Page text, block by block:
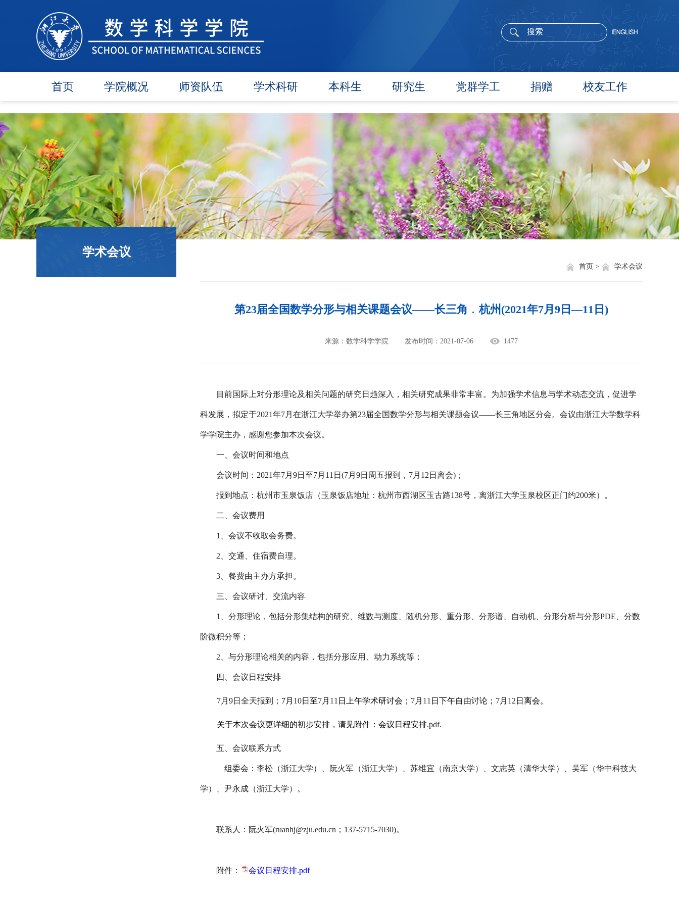
首页 学院概况
学院简介
学院领导
各委员会
办事指南
行政团队
师资队伍
在任教师
博导师资
硕导师资
退休教师
人才引进
政策文件
学术科研
学术团队
学术活动
信息公告
文件汇编
本科生
信息公告
教研动态
学籍管理
实践教学
对外交流
培养方案
研究生
信息公告
招生工作
培养工作
毕业学位
政策文件
党群学工
党委概况
党建工作
文件汇编
团学通知
团学新闻
就业信息
学生文件资料
规章制度
捐赠 校友工作
院长寄语
活动通告
校友新闻
校友风采
校友名录
相关网站链接
关于我们
学术会议
学术会议
首页 >
第23届全国数学分形与相关课题会议——长三角﹒杭州(2021年7月9日—11日)
来源：数学科学学院 发布时间：2021-07-06 1477
目前国际上对分形理论及相关问题的研究日趋深入，相关研究成果非常丰富。为加强学术信息与学术动态交流，促进学
科发展，拟定于2021年7月在浙江大学举办第23届全国数学分形与相关课题会议——长三角地区分会。会议由浙江大学数学科
学学院主办，感谢您参加本次会议。
一、会议时间和地点
会议时间： 2021年7月 9日至7月 11 日 (7月 9日周五报到， 7月 12 日离会) ；
报到地点：杭州市玉泉饭店（玉泉饭店地址：杭州市西湖区玉古路138号，离浙江大学玉泉校区正门约200米）。
二、会议费用
1 会议不收取会务费。
2 交通、住宿费自理。
3 餐费由主办方承担。
三、会议研讨、交流内容
1 、分形理论，包括分形集结构的研究 、维数与测度、随机分形、重分形、分形谱、自动机、分形分析与分形PDE 、分数
阶微积分等；
2 、与分形理论相关的内容，包括分形应用、动力系统等；
四、会议日程安排
7月 9日全天报到； 7月 10日至7月 11 日上午学术研讨会； 7月 11 日下午自由讨论； 7月 12 日离会。
关于本次会议更详细的初步安排，请见附件：会议日程安排.pdf.
五、会议联系方式
组委会： 李松（浙江大学）、阮火军（浙江大学）、苏维宜（南京大学）、文志英（清华大学）、吴军（华中科技大
学）、尹永成（浙江大学）。
联系人： 阮火军(ruanhj@zju.edu.cn ； 137-5715-7030)。
附件： 会议日程安排.pdf